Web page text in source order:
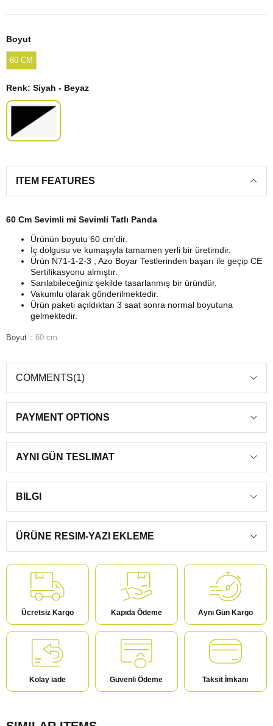
Boyut
60 CM
Renk: Siyah - Beyaz
ITEM FEATURES
60 Cm Sevimli mi Sevimli Tatlı Panda
Ürünün boyutu 60 cm'dir.
İç dolgusu ve kumaşıyla tamamen yerli bir üretimdir.
Ürün N71-1-2-3 , Azo Boyar Testlerinden başarı ile geçip CE
Sertifikasyonu almıştır.
Sarılabileceğiniz şekilde tasarlanmış bir üründür.
Vakumlu olarak gönderilmektedir.
Ürün paketi açıldıktan 3 saat sonra normal boyutuna
gelmektedir.
Boyut 60 cm
COMMENTS(1)
PAYMENT OPTIONS
AYNI GÜN TESLIMAT
BILGI
ÜRÜNE RESIM-YAZI EKLEME
Ücretsiz Kargo Kapıda Ödeme Aynı Gün Kargo
Kolay iade Güvenli Ödeme Taksit İmkanı